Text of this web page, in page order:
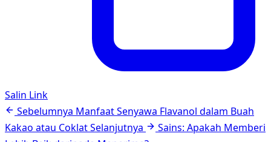
Salin Link
Navigasi
artikel
Sebelumnya Manfaat Senyawa Flavanol dalam Buah
Kakao atau CoklatSelanjutnya
Sains: Apakah Memberi